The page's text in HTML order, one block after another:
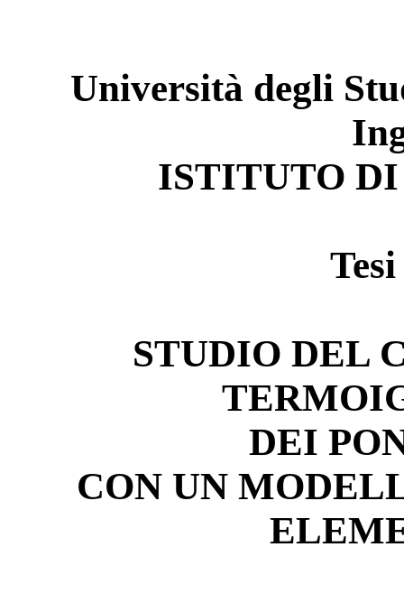
Università degli
ISTITUTO
STUDIO DEL
DEI
CON UN